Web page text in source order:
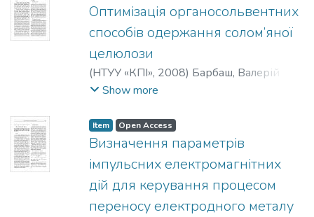
Оптимізація органосольвентних
способів одержання солом’яної
целюлози
(НТУУ «КПІ», 2008) Барбаш, Валерій
Анатолійович
Show more
Item Open Access
Визначення параметрів
імпульсних електромагнітних
дій для керування процесом
переносу електродного металу